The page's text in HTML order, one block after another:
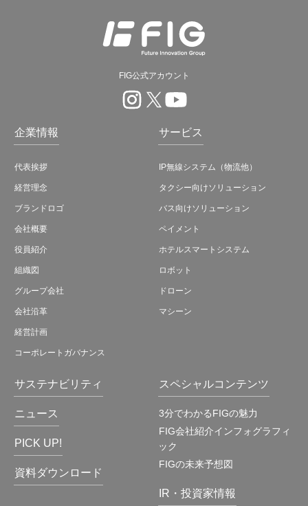
FIG公式アカウント
企業情報
代表挨拶
経営理念
ブランドロゴ
会社概要
役員紹介
組織図
グループ会社
会社沿革
経営計画
コーポレートガバナンス
サービス
IP無線システム（物流他）
タクシー向けソリューション
バス向けソリューション
ペイメント
ホテルスマートシステム
ロボット
ドローン
マシーン
サステナビリティ
ニュース
PICK UP!
資料ダウンロード
スペシャルコンテンツ
3分でわかるFIGの魅力
FIG会社紹介インフォグラフィ
ック
FIGの未来予想図
IR・投資家情報